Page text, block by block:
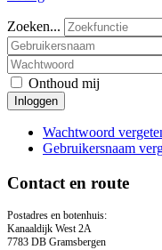
Zoeken...
Onthoud mij
Inloggen
Wachtwoord
Gebruikersnaam
Contact en route
Postadres en botenhuis:
Kanaaldijk West 2A
7783 DB Gramsbergen